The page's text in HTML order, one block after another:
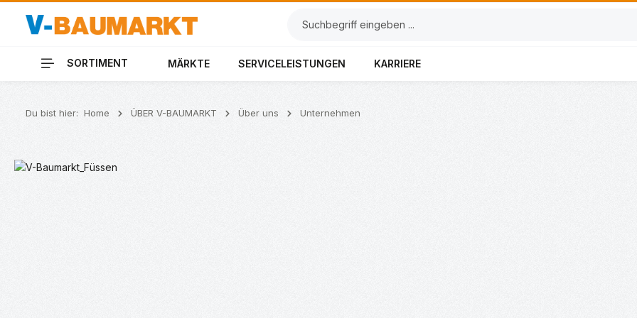
Hauptinhalt springen
Zur Suche springen
Zur Hauptnavigation springen
SORTIMENT MÄRKTE SERVICELEISTUNGEN KARRIERE
Du bist hier: Home ÜBER V-BAUMARKT Über uns Unternehmen